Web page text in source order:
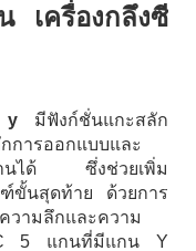
เครื่องกลึงซี
y มีฟังก์ชั่นแกะสลัก
การออกแบบและ
านได้ ซึ่งช่วยเพิ่ม
ขั้นสุดท้าย ด้วยการ
วามลึกและความ
5 แกนที่มีแกน Y